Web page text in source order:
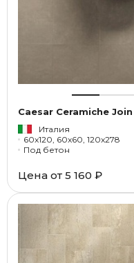
Caesar Ceramiche Join
Италия
60x120, 60x60, 120x278
Под бетон
Цена от 5 160 ₽